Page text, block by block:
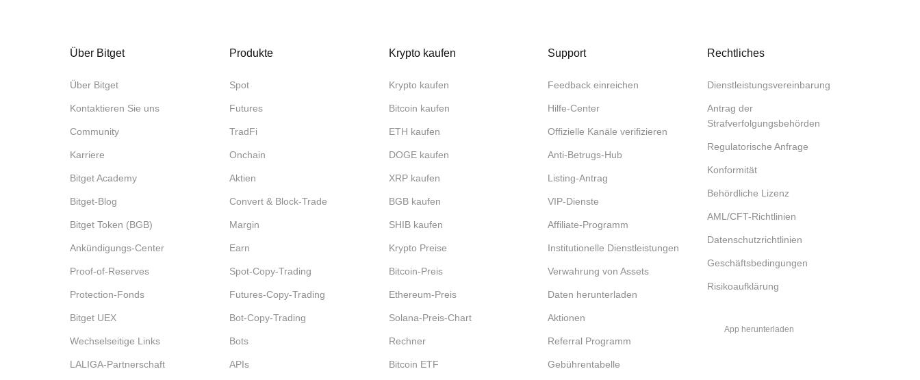
Über Bitget
Über Bitget
Kontaktieren Sie uns
Community
Karriere
Bitget Academy
Bitget-Blog
Bitget Token (BGB)
Ankündigungs-Center
Proof-of-Reserves
Protection-Fonds
Bitget UEX
Wechselseitige Links
LALIGA-Partnerschaft
Produkte
Spot
Futures
TradFi
Onchain
Aktien
Convert & Block-Trade
Margin
Earn
Spot-Copy-Trading
Futures-Copy-Trading
Bot-Copy-Trading
Bots
APIs
Krypto kaufen
Krypto kaufen
Bitcoin kaufen
ETH kaufen
DOGE kaufen
XRP kaufen
BGB kaufen
SHIB kaufen
Krypto Preise
Bitcoin-Preis
Ethereum-Preis
Solana-Preis-Chart
Rechner
Bitcoin ETF
Support
Feedback einreichen
Hilfe-Center
Offizielle Kanäle verifizieren
Anti-Betrugs-Hub
Listing-Antrag
VIP-Dienste
Affiliate-Programm
Institutionelle Dienstleistungen
Verwahrung von Assets
Daten herunterladen
Aktionen
Referral Programm
Gebührentabelle
Rechtliches
Dienstleistungsvereinbarung
Antrag der
Strafverfolgungsbehörden
Regulatorische Anfrage
Konformität
Behördliche Lizenz
AML/CFT-Richtlinien
Datenschutzrichtlinien
Geschäftsbedingungen
Risikoaufklärung
App herunterladen